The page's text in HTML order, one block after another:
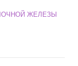
ЖЕЛЕЗЫ